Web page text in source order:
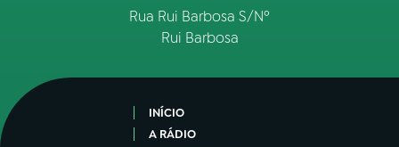
Rua Rui Barbosa S/Nº
Rui Barbosa
INÍCIO
A RÁDIO